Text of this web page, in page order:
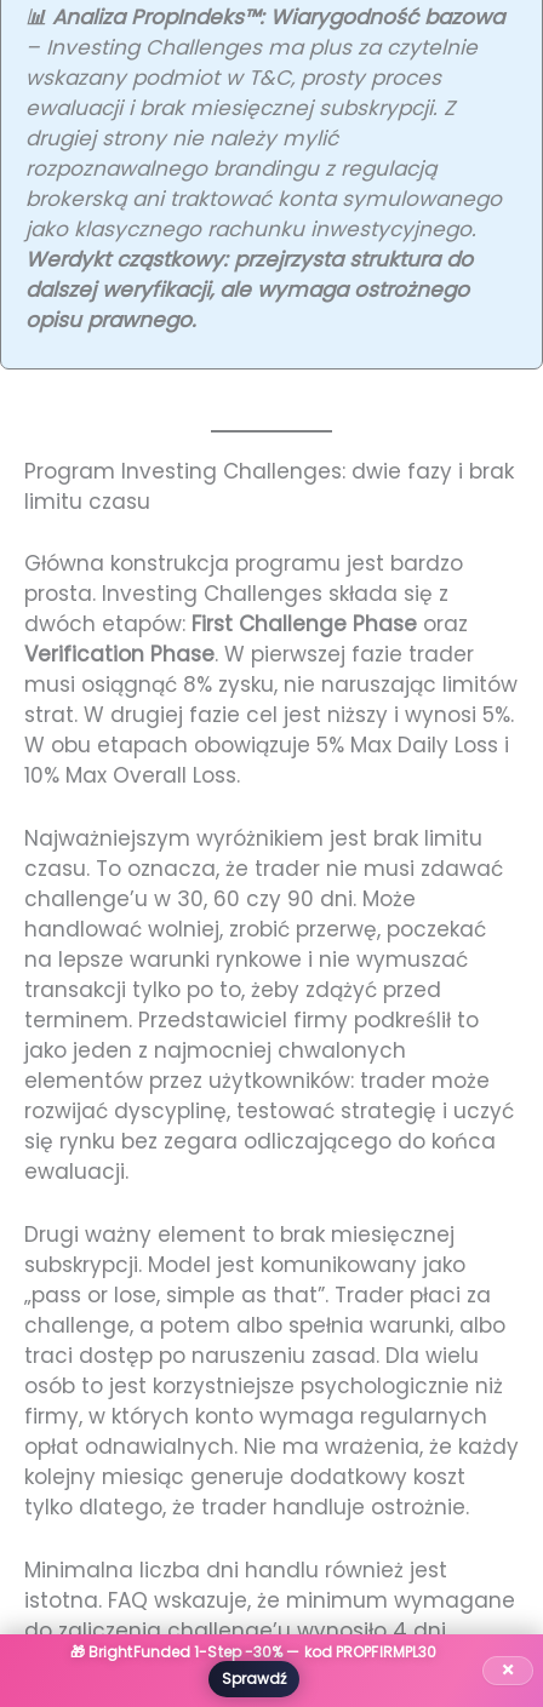
📊 Analiza PropIndeks™: Wiarygodność bazowa
– Investing Challenges ma plus za czytelnie
wskazany podmiot w T&C, prosty proces
ewaluacji i brak miesięcznej subskrypcji. Z
drugiej strony nie należy mylić
rozpoznawalnego brandingu z regulacją
brokerską ani traktować konta symulowanego
jako klasycznego rachunku inwestycyjnego.
Werdykt cząstkowy: przejrzysta struktura do
dalszej weryfikacji, ale wymaga ostrożnego
opisu prawnego.
Program Investing Challenges: dwie fazy i brak
limitu czasu
Główna konstrukcja programu jest bardzo
prosta. Investing Challenges składa się z
dwóch etapów: First Challenge Phase oraz
Verification Phase. W pierwszej fazie trader
musi osiągnąć 8% zysku, nie naruszając limitów
strat. W drugiej fazie cel jest niższy i wynosi 5%.
W obu etapach obowiązuje 5% Max Daily Loss i
10% Max Overall Loss.
Najważniejszym wyróżnikiem jest brak limitu
czasu. To oznacza, że trader nie musi zdawać
challenge’u w 30, 60 czy 90 dni. Może
handlować wolniej, zrobić przerwę, poczekać
na lepsze warunki rynkowe i nie wymuszać
transakcji tylko po to, żeby zdążyć przed
terminem. Przedstawiciel firmy podkreślił to
jako jeden z najmocniej chwalonych
elementów przez użytkowników: trader może
rozwijać dyscyplinę, testować strategię i uczyć
się rynku bez zegara odliczającego do końca
ewaluacji.
Drugi ważny element to brak miesięcznej
subskrypcji. Model jest komunikowany jako
„pass or lose, simple as that”. Trader płaci za
challenge, a potem albo spełnia warunki, albo
traci dostęp po naruszeniu zasad. Dla wielu
osób to jest korzystniejsze psychologicznie niż
firmy, w których konto wymaga regularnych
opłat odnawialnych. Nie ma wrażenia, że każdy
kolejny miesiąc generuje dodatkowy koszt
tylko dlatego, że trader handluje ostrożnie.
Minimalna liczba dni handlu również jest
istotna. FAQ wskazuje, że minimum wymagane
do zaliczenia challenge’u wynosiło 4 dni,
natomiast dla challenge’y kupionych po 30
kwietnia 2026 r. minimalny wymóg został
🎁 BrightFunded 1-Step -30% — kod PROPFIRMPL30
Sprawdź
×